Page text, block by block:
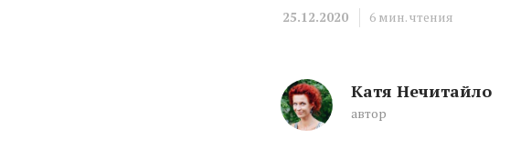
25.12.2020 6 мин. чтения
Катя Нечитайло
автор